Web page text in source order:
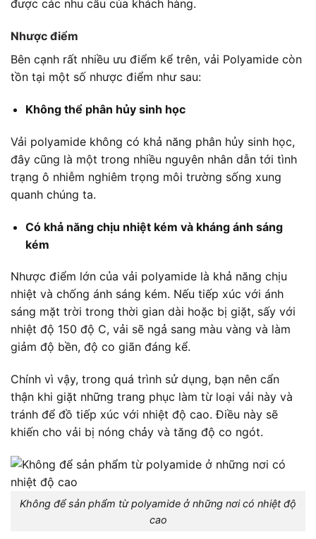
được các nhu cầu của khách hàng.
Nhược điểm
Bên cạnh rất nhiều ưu điểm kể trên, vải Polyamide còn
tồn tại một số nhược điểm như sau:
Không thể phân hủy sinh học
Vải polyamide không có khả năng phân hủy sinh học,
đây cũng là một trong nhiều nguyên nhân dẫn tới tình
trạng ô nhiễm nghiêm trọng môi trường sống xung
quanh chúng ta.
Có khả năng chịu nhiệt kém và kháng ánh sáng
kém
Nhược điểm lớn của vải polyamide là khả năng chịu
nhiệt và chống ánh sáng kém. Nếu tiếp xúc với ánh
sáng mặt trời trong thời gian dài hoặc bị giặt, sấy với
nhiệt độ 150 độ C, vải sẽ ngả sang màu vàng và làm
giảm độ bền, độ co giãn đáng kể.
Chính vì vậy, trong quá trình sử dụng, bạn nên cẩn
thận khi giặt những trang phục làm từ loại vải này và
tránh để đồ tiếp xúc với nhiệt độ cao. Điều này sẽ
khiến cho vải bị nóng chảy và tăng độ co ngót.
Không để sản phẩm từ polyamide ở những nơi có nhiệt độ
cao